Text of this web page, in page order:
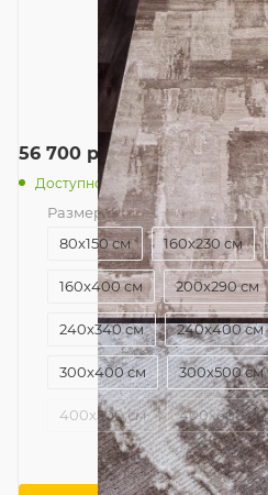
56 700 руб./шт
Доступно: 2
Размер — 300x600 см
80x150 см
160x230 см
160x400 см 200x290 см
240x340 см 240x400 см
300x400 см 300x500 см
400x500 см 400x600 см